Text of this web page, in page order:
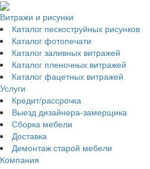
Витражи и рисунки
Каталог пескоструйных рисунков
Каталог фотопечати
Каталог заливных витражей
Каталог пленочных витражей
Каталог фацетных витражей
Услуги
Кредит/рассрочка
Выезд дизайнера-замерщика
Сборка мебели
Доставка
Демонтаж старой мебели
Компания